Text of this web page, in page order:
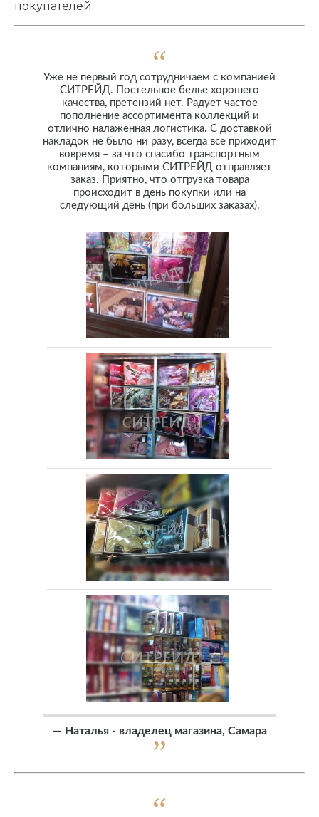
покупателей:
Уже не первый год сотрудничаем с компанией
СИТРЕЙД. Постельное белье хорошего
качества, претензий нет. Радует частое
пополнение ассортимента коллекций и
отлично налаженная логистика. С доставкой
накладок не было ни разу, всегда все приходит
вовремя – за что спасибо транспортным
компаниям, которыми СИТРЕЙД отправляет
заказ. Приятно, что отгрузка товара
происходит в день покупки или на
следующий день (при больших заказах).
— Наталья - владелец магазина, Самара